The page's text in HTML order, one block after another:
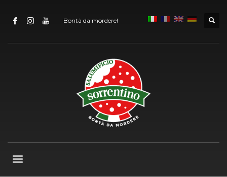
Bontà da mordere!